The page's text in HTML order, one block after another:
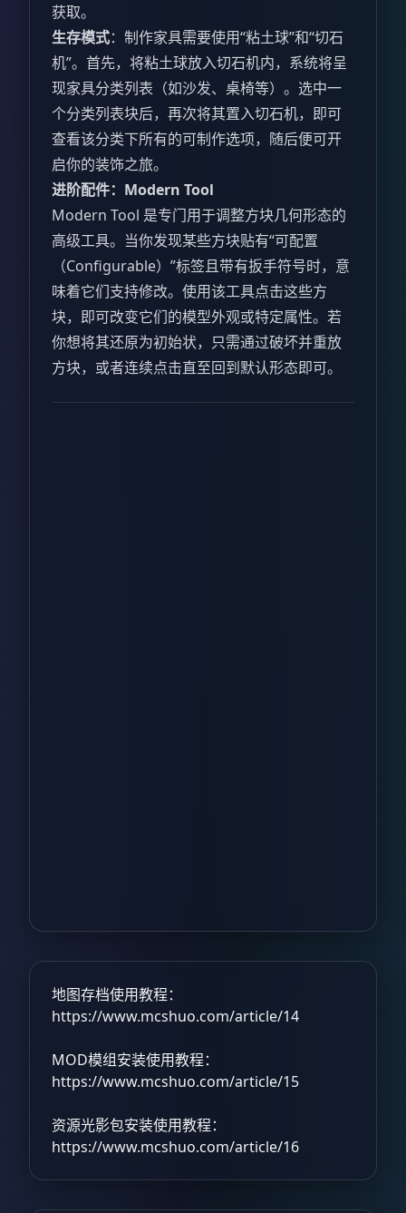
获取。
生存模式：制作家具需要使用“粘土球”和“切石
机”。首先，将粘土球放入切石机内，系统将呈
现家具分类列表（如沙发、桌椅等）。选中一
个分类列表块后，再次将其置入切石机，即可
查看该分类下所有的可制作选项，随后便可开
启你的装饰之旅。
进阶配件：Modern Tool
Modern Tool 是专门用于调整方块几何形态的
高级工具。当你发现某些方块贴有“可配置
（Configurable）”标签且带有扳手符号时，意
味着它们支持修改。使用该工具点击这些方
块，即可改变它们的模型外观或特定属性。若
你想将其还原为初始状，只需通过破坏并重放
方块，或者连续点击直至回到默认形态即可。
地图存档使用教程：
https://www.mcshuo.com/article/14
MOD模组安装使用教程：
https://www.mcshuo.com/article/15
资源光影包安装使用教程：
https://www.mcshuo.com/article/16